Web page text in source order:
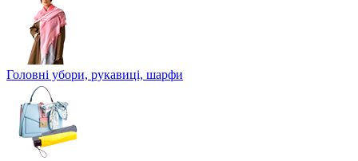
Головні убори, рукавиці, шарфи